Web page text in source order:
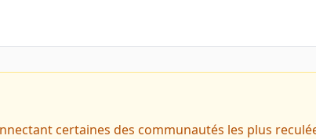
certaines des communautés les plus